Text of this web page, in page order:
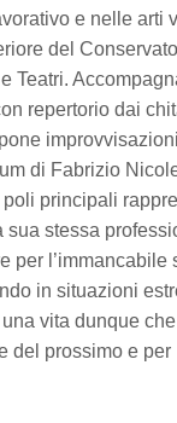
e nelle arti
del
Teatri.
repertorio dai
di Fabrizio
principali
stessa
per l’immancabile
in situazioni
vita dunque
del prossimo e